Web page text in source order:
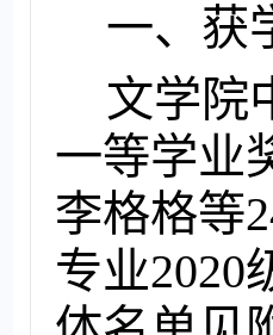
一、获
文学院
一等学业
李格格等
专业2020